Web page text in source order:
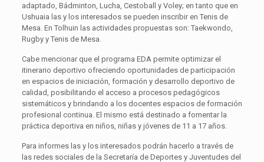
adaptado, Bádminton, Lucha, Cestoball y Voley; en tanto que en
Ushuaia las y los interesados se pueden inscribir en Tenis de
Mesa. En Tolhuin las actividades propuestas son: Taekwondo,
Rugby y Tenis de Mesa.
Cabe mencionar que el programa EDA permite optimizar el
itinerario deportivo ofreciendo oportunidades de participación
en espacios de iniciación, formación y desarrollo deportivo de
calidad, posibilitando el acceso a procesos pedagógicos
sistemáticos y brindando a los docentes espacios de formación
profesional continua. El mismo está destinado a fomentar la
práctica deportiva en niños, niñas y jóvenes de 11 a 17 años.
Para informes las y los interesados podrán hacerlo a través de
las redes sociales de la Secretaría de Deportes y Juventudes del